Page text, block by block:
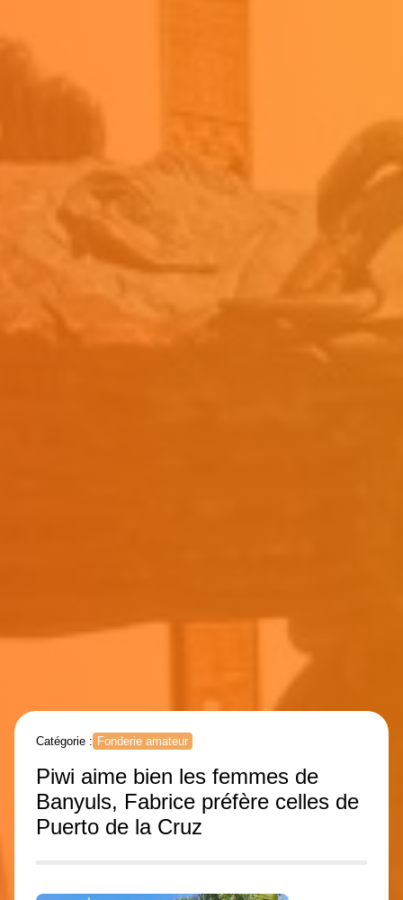
Catégorie : Fonderie amateur
Piwi aime bien les femmes de
Banyuls, Fabrice préfère celles de
Puerto de la Cruz